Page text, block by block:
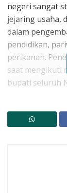
negeri sangat
jejaring usaha,
dalam
pendidikan,
perikanan.
saat mengikuti
bupati seluruh
antara
luas,”
rakor